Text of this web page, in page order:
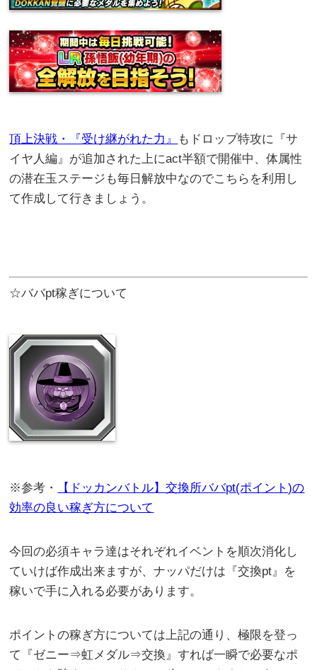
頂上決戦・『受け継がれた力』
もドロップ特攻に『サ
イヤ人編』が追加された上にact半額で開催中、体属性
の潜在玉ステージも毎日解放中なのでこちらを利用し
て作成して行きましょう。
☆ババpt稼ぎについて
※参考・
【ドッカンバトル】交換所ババpt(ポイント)の
効率の良い稼ぎ方について
今回の必須キャラ達はそれぞれイベントを順次消化し
ていけば作成出来ますが、ナッパだけは『交換pt』を
稼いで手に入れる必要があります。
ポイントの稼ぎ方については上記の通り、極限を登っ
て『ゼニー⇒虹メダル⇒交換』すれば一瞬で必要なポ